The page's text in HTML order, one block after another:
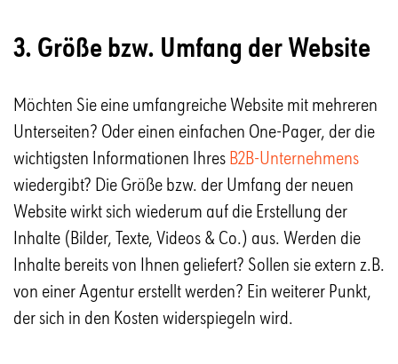
3. Größe bzw. Umfang der Website
Möchten Sie eine umfangreiche Website mit mehreren
Unterseiten? Oder einen einfachen One-Pager, der die
wichtigsten Informationen Ihres B2B-Unternehmens
wiedergibt? Die Größe bzw. der Umfang der neuen
Website wirkt sich wiederum auf die Erstellung der
Inhalte (Bilder, Texte, Videos & Co.) aus. Werden die
Inhalte bereits von Ihnen geliefert? Sollen sie extern z.B.
von einer Agentur erstellt werden? Ein weiterer Punkt,
der sich in den Kosten widerspiegeln wird.